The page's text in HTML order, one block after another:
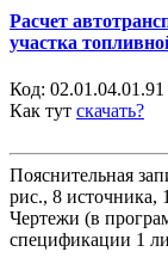
Расчет
участка
Код: 02.01.04.01.91
Как тут скачать?
Пояснительная
рис., 8 источника,
Чертежи (в
спецификации 1